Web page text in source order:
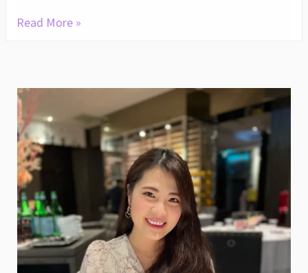
天
達
清
補
養
氣
茶，
讓
苦
命
Read More »